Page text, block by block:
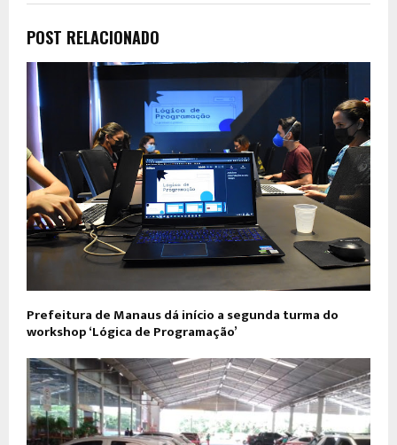
POST RELACIONADO
Prefeitura de Manaus dá início a segunda turma do
workshop ‘Lógica de Programação’